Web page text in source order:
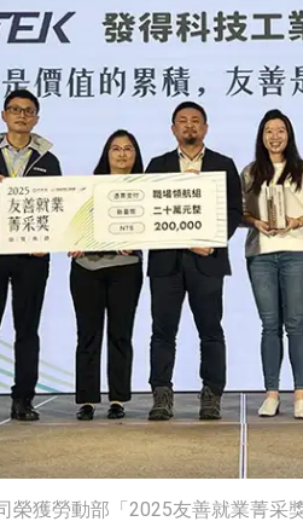
榮獲勞動部「2025友善就業菁